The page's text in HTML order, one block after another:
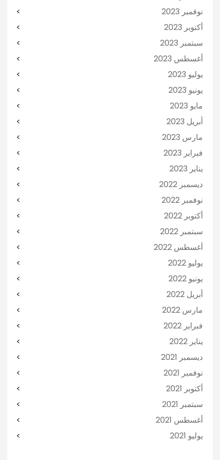
نوفمبر 2023
أكتوبر 2023
سبتمبر 2023
أغسطس 2023
يوليو 2023
يونيو 2023
مايو 2023
أبريل 2023
مارس 2023
فبراير 2023
يناير 2023
ديسمبر 2022
نوفمبر 2022
أكتوبر 2022
سبتمبر 2022
أغسطس 2022
يوليو 2022
يونيو 2022
أبريل 2022
مارس 2022
فبراير 2022
يناير 2022
ديسمبر 2021
نوفمبر 2021
أكتوبر 2021
سبتمبر 2021
أغسطس 2021
يوليو 2021